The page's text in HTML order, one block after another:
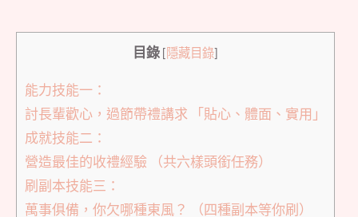
目錄 [隱藏目錄]
能力技能一：
討長輩歡心，過節帶禮講求 「貼心、體面、實用」
成就技能二：
營造最佳的收禮經驗 （共六樣頭銜任務）
刷副本技能三：
萬事俱備，你欠哪種東風？ （四種副本等你刷）